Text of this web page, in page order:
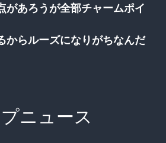
があろうが全部チャームポイ
からルーズになりがちなんだ
ニュース